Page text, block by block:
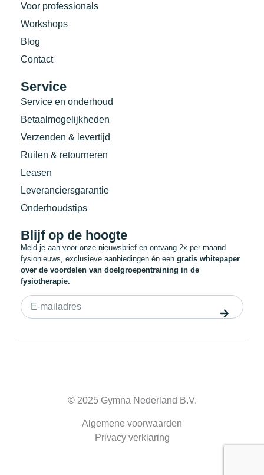
Voor professionals
Workshops
Blog
Contact
Service
Service en onderhoud
Betaalmogelijkheden
Verzenden & levertijd
Ruilen & retourneren
Leasen
Leveranciersgarantie
Onderhoudstips
Blijf op de hoogte
Meld je aan voor onze nieuwsbrief en ontvang 2x per maand
fysionieuws, exclusieve aanbiedingen én een gratis whitepaper
over de voordelen van doelgroepentraining in de
fysiotherapie.
© 2025 Gymna Nederland B.V.
Algemene voorwaarden
Privacy verklaring